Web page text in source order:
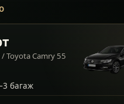
/ Toyota Camry 55
багаж